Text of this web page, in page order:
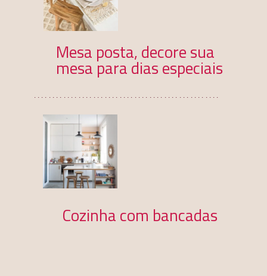
Mesa posta, decore sua
mesa para dias especiais
Cozinha com bancadas
..................................................